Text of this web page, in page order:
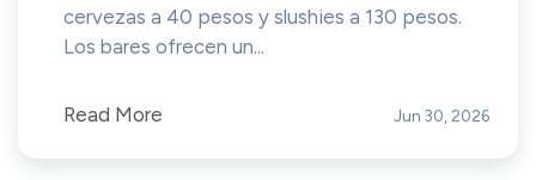
cervezas a 40 pesos y slushies a 130 pesos.
Los bares ofrecen un...
Read More Jun 30, 2026